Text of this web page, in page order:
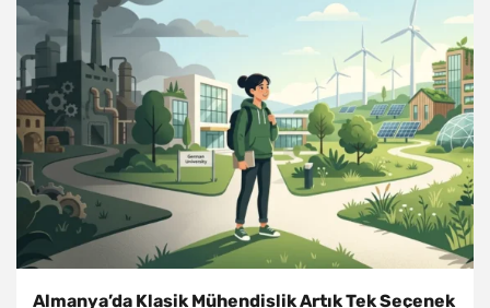
Almanya’da Klasik Mühendislik Artık Tek Seçenek